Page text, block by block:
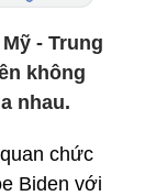
- Trung
không
nhau.
chức
Biden với